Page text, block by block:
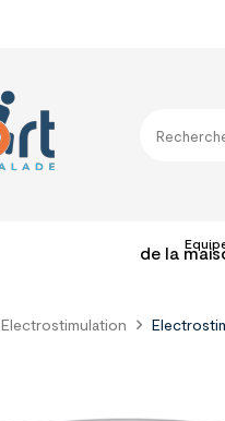
de la
Electrostimulation